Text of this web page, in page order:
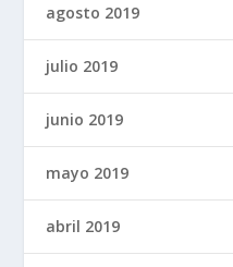
agosto 2019
julio 2019
junio 2019
mayo 2019
abril 2019